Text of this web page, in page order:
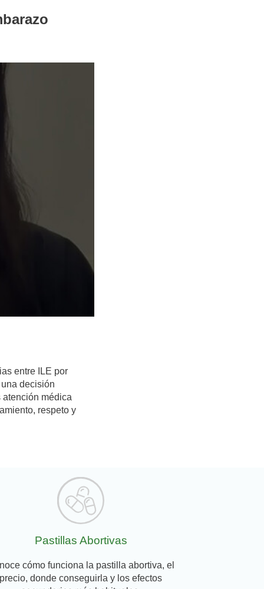
entre ILE por
decisión
atención médica
respeto y
Pastillas Abortivas
cómo funciona la pastilla abortiva, el
precio, donde conseguirla y los efectos